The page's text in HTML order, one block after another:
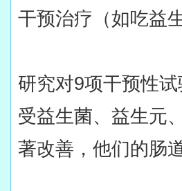
干预治疗（如吃益
研究对9项干预性
受益生菌、益生元
著改善，他们的肠